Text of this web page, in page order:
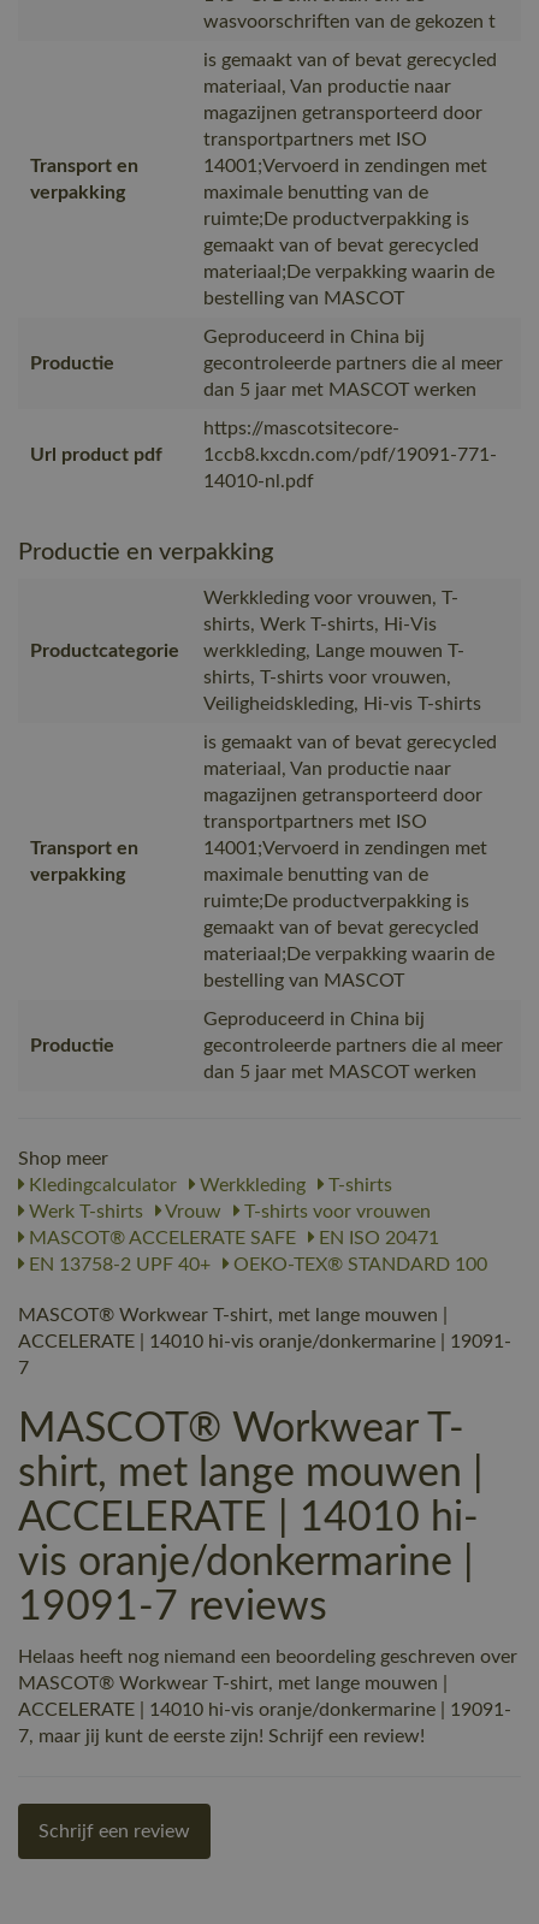
wasvoorschriften van de gekozen t
Transport en
verpakking
is gemaakt van of bevat gerecycled
materiaal, Van productie naar
magazijnen getransporteerd door
transportpartners met ISO
14001;Vervoerd in zendingen met
maximale benutting van de
ruimte;De productverpakking is
gemaakt van of bevat gerecycled
materiaal;De verpakking waarin de
bestelling van MASCOT
Productie
Geproduceerd in China bij
gecontroleerde partners die al meer
dan 5 jaar met MASCOT werken
Url product pdf
https://mascotsitecore-
1ccb8.kxcdn.com/pdf/19091-771-
14010-nl.pdf
Productie en verpakking
Productcategorie
Werkkleding voor vrouwen, T-
shirts, Werk T-shirts, Hi-Vis
werkkleding, Lange mouwen T-
shirts, T-shirts voor vrouwen,
Veiligheidskleding, Hi-vis T-shirts
Transport en
verpakking
is gemaakt van of bevat gerecycled
materiaal, Van productie naar
magazijnen getransporteerd door
transportpartners met ISO
14001;Vervoerd in zendingen met
maximale benutting van de
ruimte;De productverpakking is
gemaakt van of bevat gerecycled
materiaal;De verpakking waarin de
bestelling van MASCOT
Productie
Geproduceerd in China bij
gecontroleerde partners die al meer
dan 5 jaar met MASCOT werken
Shop meer
Kledingcalculator
Werkkleding
T-shirts
Werk T-shirts
Vrouw
T-shirts voor vrouwen
MASCOT® ACCELERATE SAFE
EN ISO 20471
EN 13758-2 UPF 40+
OEKO-TEX® STANDARD 100
MASCOT® Workwear T-shirt, met lange mouwen |
ACCELERATE | 14010 hi-vis oranje/donkermarine | 19091-
7
MASCOT® Workwear T-
shirt, met lange mouwen |
ACCELERATE | 14010 hi-
vis oranje/donkermarine |
19091-7 reviews
Helaas heeft nog niemand een beoordeling geschreven over
MASCOT® Workwear T-shirt, met lange mouwen |
ACCELERATE | 14010 hi-vis oranje/donkermarine | 19091-
7, maar jij kunt de eerste zijn! Schrijf een review!
Schrijf een review